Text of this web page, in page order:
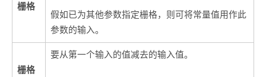
栅格
假如已为其他参数指定栅格，则可将常量值用作此
参数的输入。
栅格
要从第一个输入的值减去的输入值。